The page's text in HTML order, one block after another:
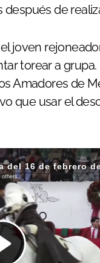
de
joven
torear a
Amadores de
que usar el